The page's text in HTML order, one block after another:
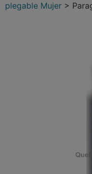
plegable Mujer >